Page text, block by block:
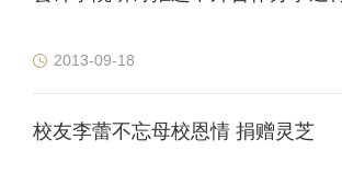
2013-09-18
校友李蕾不忘母校恩情 捐赠灵芝